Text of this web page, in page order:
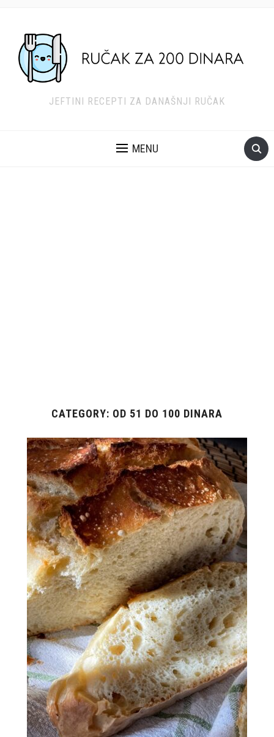
JEFTINI RECEPTI ZA DANAŠNJI RUČAK
MENU
CATEGORY: OD 51 DO 100 DINARA